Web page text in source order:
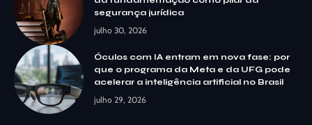
segurança jurídica
julho 30, 2026
Óculos com IA entram em nova fase: por
que o programa da Meta e da UFG pode
acelerar a inteligência artificial no Brasil
julho 29, 2026